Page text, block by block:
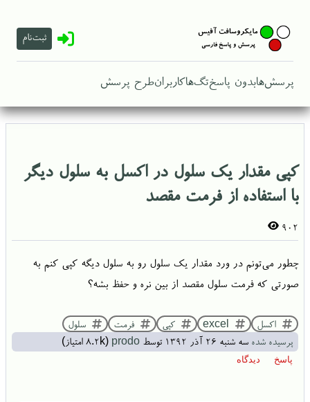
ثبت‌نام
پرسش‌هابدون پاسختگ‌هاکاربرانطرح پرسش
کپی مقدار یک سلول در اکسل به سلول دیگر
با استفاده از فرمت مقصد
902
چطور می‌تونم در ورد مقدار یک سلول رو به سلول دیگه کپی کنم به
صورتی که فرمت سلول مقصد از بین نره و حفظ بشه؟
اکسل excel کپی فرمت
سلول
پرسیده شده سه شنبه ۲۶ آذر ۱۳۹۲ توسط prodo
(
8.2k امتیاز)